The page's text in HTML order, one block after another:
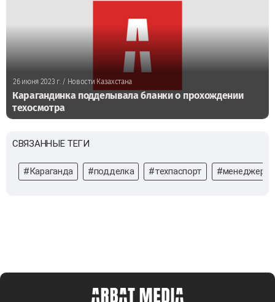
26 июня 2023 г./ Новости Казахстана
Карагандинка подделывала бланки о прохождении
техосмотра
СВЯЗАННЫЕ ТЕГИ
#Караганда #подделка #техпаспорт #менеджер